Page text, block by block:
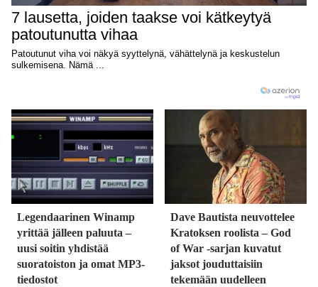
Legendaarinen Winamp
yrittää jälleen paluuta –
uusi soitin yhdistää
suoratoiston ja omat MP3-
tiedostot
Dave Bautista neuvottelee
Kratoksen roolista – God
of War -sarjan kuvatut
jaksot jouduttaisiin
tekemään uudelleen